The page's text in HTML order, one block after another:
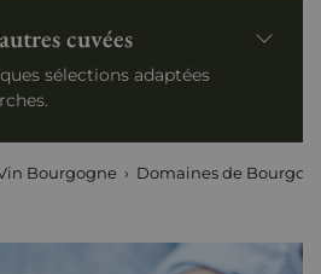
cuvées
sélections adaptées
Bourgogne Domaines de